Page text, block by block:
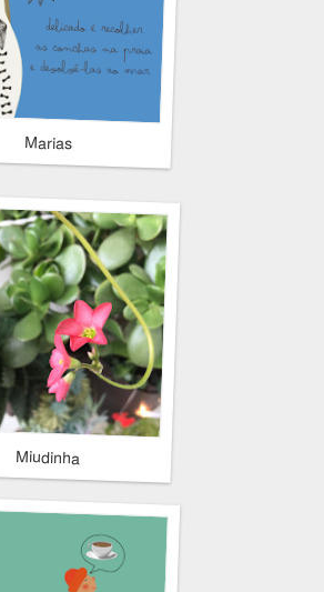
Marias
Miudinha